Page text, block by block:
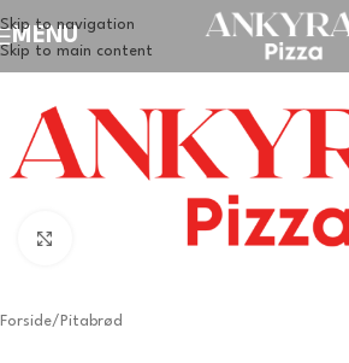
Skip to navigation
Skip to main content
MENU
Forside/ Pitabrød